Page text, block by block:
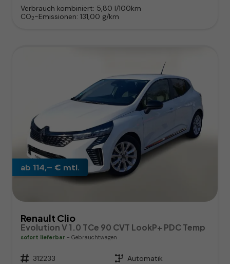
Verbrauch kombiniert: 5,80 l/100km
CO2-Emissionen: 131,00 g/km
ab 114,– € mtl.
Renault Clio
Evolution V 1.0 TCe 90 CVT LookP+ PDC Temp
sofort lieferbar Gebrauchtwagen
Fahrzeugnr. 312233 Getriebe Automatik